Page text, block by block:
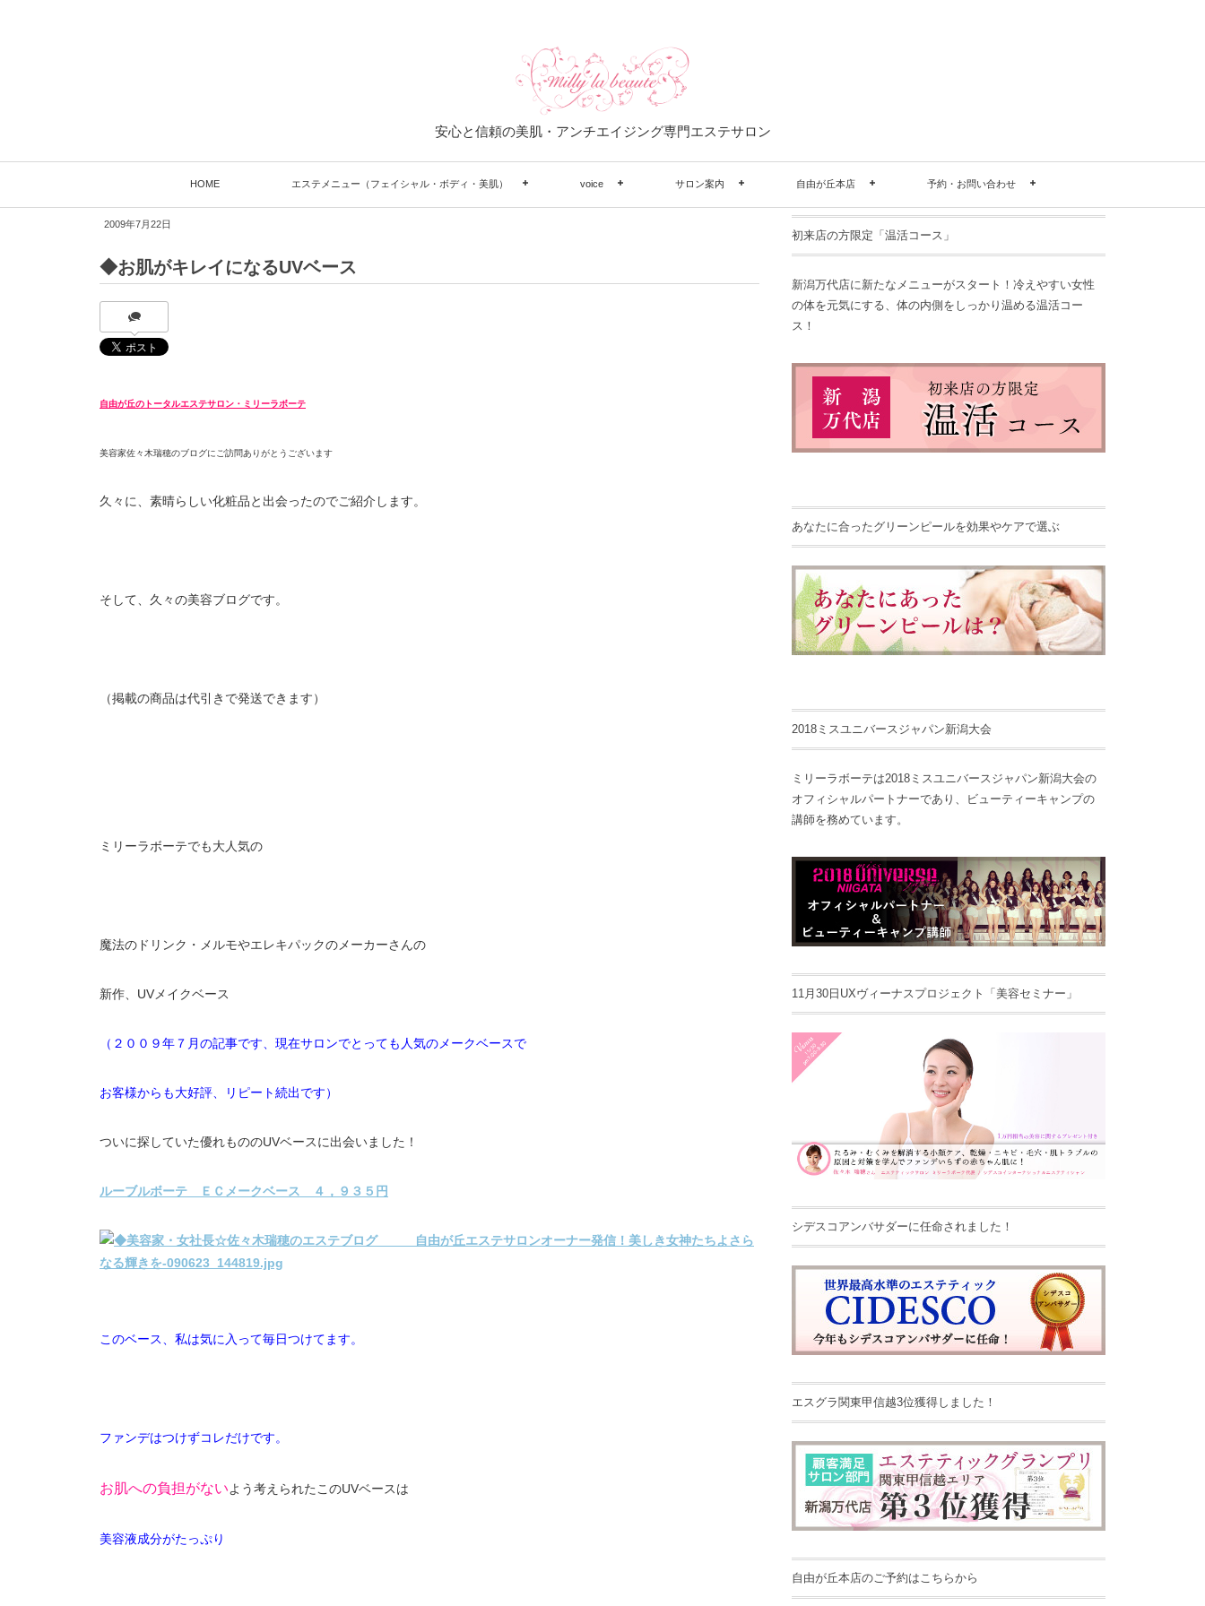
安心と信頼の美肌・アンチエイジング専門エステサロン
HOME エステメニュー（フェイシャル・ボディ・美肌） voice サロン案内 自由が丘本店 予約・お問い合わせ
2009年7月22日
◆お肌がキレイになるUVベース
自由が丘のトータルエステサロン・ミリーラボーテ
美容家佐々木瑞穂のブログにご訪問ありがとうございます
久々に、素晴らしい化粧品と出会ったのでご紹介します。
そして、久々の美容ブログです。
（掲載の商品は代引きで発送できます）
ミリーラボーテでも大人気の
魔法のドリンク・メルモやエレキパックのメーカーさんの
新作、UVメイクベース
（２００９年７月の記事です、現在サロンでとっても人気のメークベースで
お客様からも大好評、リピート続出です）
ついに探していた優れもののUVベースに出会いました！
ルーブルボーテ ＥＣメークベース ４，９３５円
このベース、私は気に入って毎日つけてます。
ファンデはつけずコレだけです。
お肌への負担がないよう考えられたこのUVベースは
美容液成分がたっぷり
初来店の方限定「温活コース」
新潟万代店に新たなメニューがスタート！冷えやすい女性
の体を元気にする、体の内側をしっかり温める温活コー
ス！
あなたに合ったグリーンピールを効果やケアで選ぶ
2018ミスユニバースジャパン新潟大会
ミリーラボーテは2018ミスユニバースジャパン新潟大会の
オフィシャルパートナーであり、ビューティーキャンプの
講師を務めています。
11月30日UXヴィーナスプロジェクト「美容セミナー」
シデスコアンバサダーに任命されました！
エスグラ関東甲信越3位獲得しました！
自由が丘本店のご予約はこちらから